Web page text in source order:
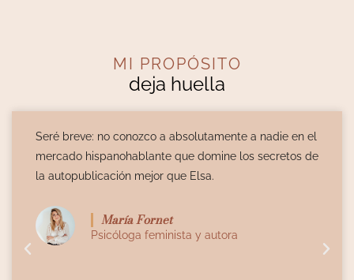
MI PROPÓSITO
deja huella
a absolutamente a nadie en el
que domine los secretos de
que Elsa.
y autora
Una palabra: excelencia.
completa, no sólo te
acompañamiento y